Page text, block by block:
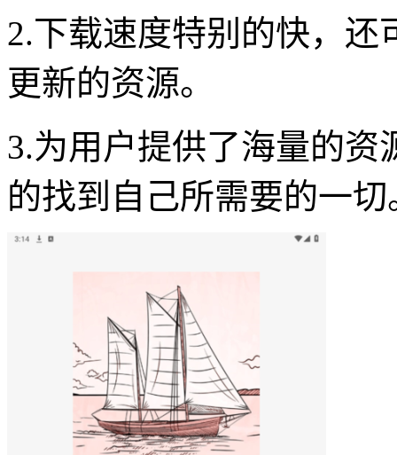
2.下载速度特别的快，
更新的资源。
3.为用户提供了海量的
的找到自己所需要的一切